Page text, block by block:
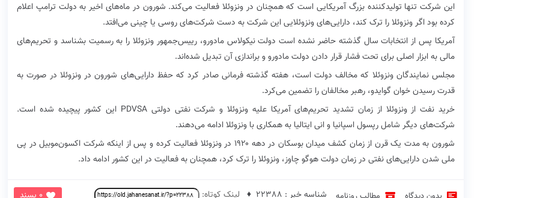
این شرکت تنها تولیدکننده بزرگ آمریکایی است که همچنان در ونزوئلا فعالیت می‌کند. شورون در ماه‌های اخیر به دولت ترامپ اعلام
کرده بود اگر ونزوئلا را ترک کند، دارایی‌های ونزوئلایی این شرکت به دست شرکت‌های روسی یا چینی می‌افتد.
آمریکا پس از انتخابات سال گذشته حاضر نشده است دولت نیکولاس مادورو، رییس‌جمهور ونزوئلا را به رسمیت بشناسد و تحریم‌های
مالی به ابزار اصلی برای تحت فشار قرار دادن دولت مادورو و براندازی آن تبدیل شده‌اند.
مجلس نمایندگان ونزوئلا که مخالف دولت است، هفته گذشته فرمانی صادر کرد که حفظ دارایی‌های شورون در ونزوئلا در صورت به
قدرت رسیدن خوان گوایدو، رهبر مخالفان را تضمین می‌کرد.
خرید نفت از ونزوئلا از زمان تشدید تحریم‌های آمریکا علیه ونزوئلا و شرکت نفتی دولتی PDVSA این کشور پیچیده شده است.
شرکت‌های دیگر شامل رپسول اسپانیا و انی ایتالیا به همکاری با ونزوئلا ادامه می‌دهند.
شورون به مدت یک قرن از زمان کشف میدان بوسکان در دهه ۱۹۲۰ در ونزوئلا فعالیت کرده و پس از اینکه شرکت اکسون‌موبیل در پی
ملی شدن دارایی‌های نفتی در زمان دولت هوگو چاوز، ونزوئلا را ترک کرد، همچنان به فعالیت در این کشور ادامه داد.
شناسه خبر : 22388 ♦ لینک کوتاه: